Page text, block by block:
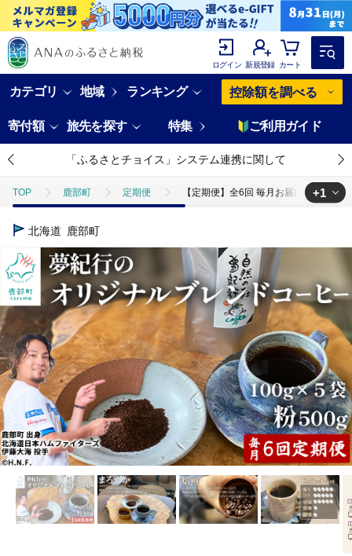
ログイン 新規登録 カート
カテゴリ 地域 ランキング 控除額を調べる
寄付額 旅先を探す 特集 ご利用ガイド
「ふるさとチョイス」システム連携に関して
TOP 鹿部町 定期便 【定期便】全6回 毎月お届け 夢紀行
TOP
+1
北海道 鹿部町